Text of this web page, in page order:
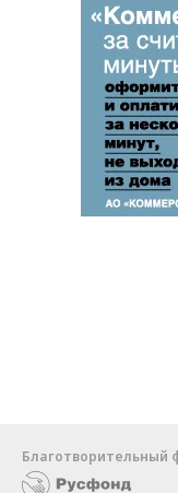
Благотворительный